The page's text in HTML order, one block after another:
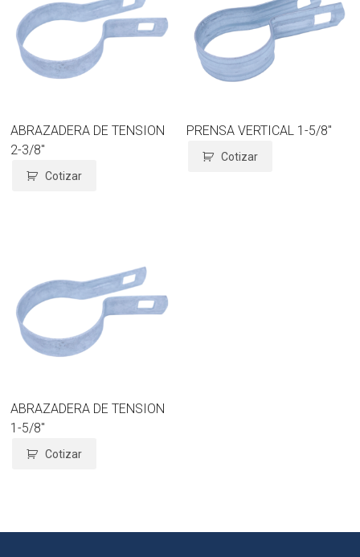
ABRAZADERA DE TENSION
2-3/8″
Cotizar
PRENSA VERTICAL 1-5/8″
Cotizar
ABRAZADERA DE TENSION
1-5/8″
Cotizar